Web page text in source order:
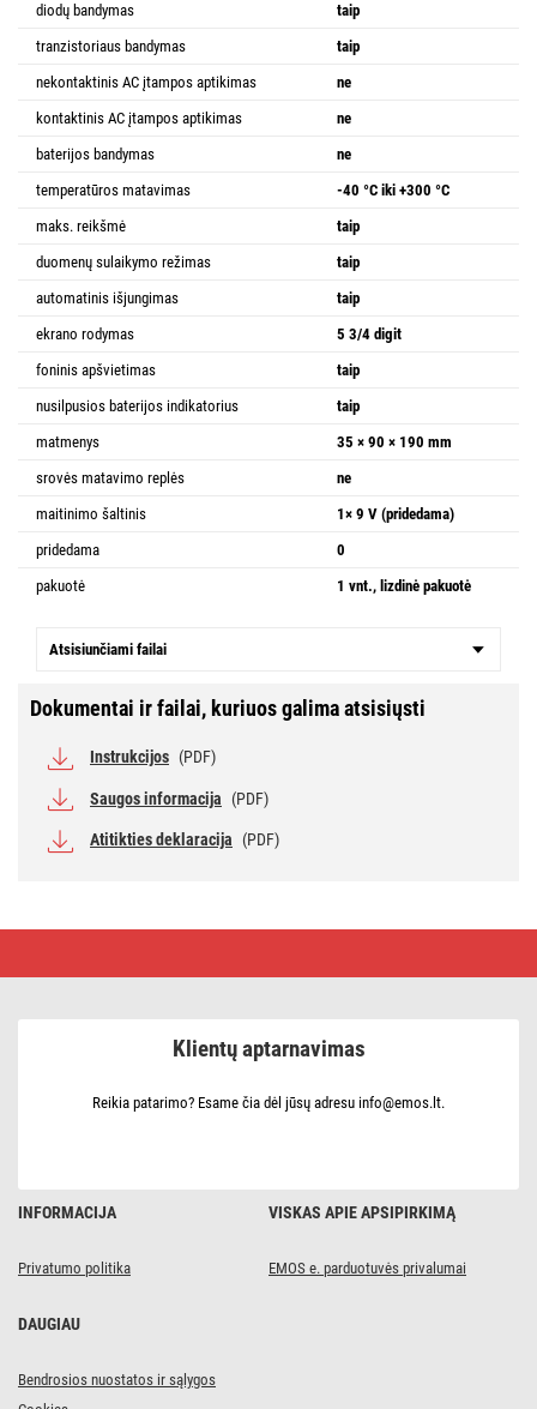
diodų bandymas
taip
tranzistoriaus bandymas
taip
nekontaktinis AC įtampos aptikimas
ne
kontaktinis AC įtampos aptikimas
ne
baterijos bandymas
ne
temperatūros matavimas
-40 °C iki +300 °C
maks. reikšmė
taip
duomenų sulaikymo režimas
taip
automatinis išjungimas
taip
ekrano rodymas
5 3/4 digit
foninis apšvietimas
taip
nusilpusios baterijos indikatorius
taip
matmenys
35 × 90 × 190 mm
srovės matavimo replės
ne
maitinimo šaltinis
1× 9 V (pridedama)
pridedama
0
pakuotė
1 vnt., lizdinė pakuotė
Atsisiunčiami failai
Dokumentai ir failai, kuriuos galima atsisiųsti
Instrukcijos (PDF)
Saugos informacija (PDF)
Atitikties deklaracija (PDF)
INFORMACIJA
Privatumo politika
VISKAS APIE APSIPIRKIMĄ
EMOS e. parduotuvės privalumai
DAUGIAU
Bendrosios nuostatos ir sąlygos
Klientų aptarnavimas
Reikia patarimo? Esame čia dėl jūsų adresu info@emos.lt.